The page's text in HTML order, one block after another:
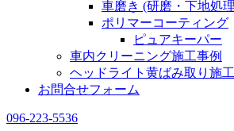
車磨き (研磨・下地処
ポリマーコーティング
ピュアキーパー
車内クリーニング施工事例
ヘッドライト黄ばみ取り施
お問合せフォーム
096-223-5536